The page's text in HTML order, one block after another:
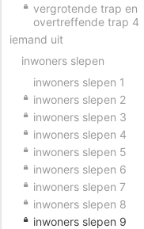
vergrotende trap en
overtreffende trap 4
iemand uit
inwoners slepen
inwoners slepen 1
inwoners slepen 2
inwoners slepen 3
inwoners slepen 4
inwoners slepen 5
inwoners slepen 6
inwoners slepen 7
inwoners slepen 8
inwoners slepen 9